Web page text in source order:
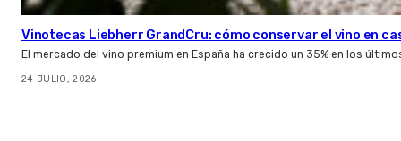
Vinotecas Liebherr GrandCru: cómo conservar el vino en
El mercado del vino premium en España ha crecido un 35% en los
24 JULIO, 2026